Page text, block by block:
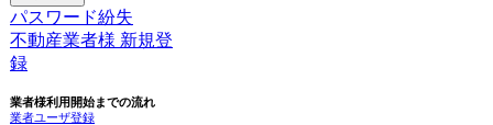
パスワード紛失
不動産業者様 新規登
録
業者様利用開始までの流れ
業者ユーザ登録